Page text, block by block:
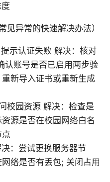
见异常的快速解决办法）
示认证失败 解决：核对
认账号是否已启用两步验
新导入证书或重新生成
校园资源 解决：检查是
源是否在校园网络白名
：尝试更换服务器节
络是否有丢包; 关闭占用